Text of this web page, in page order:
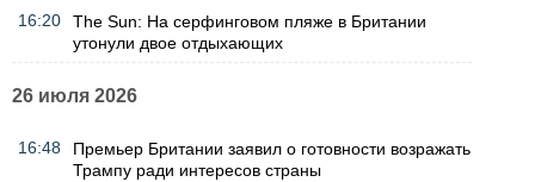
16:20
The Sun: На серфинговом пляже в Британии
утонули двое отдыхающих
26 июля 2026
16:48
Премьер Британии заявил о готовности возражать
Трампу ради интересов страны